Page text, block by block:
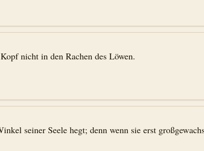
nicht in den Rachen des Löwen.
seiner Seele hegt; denn wenn sie erst